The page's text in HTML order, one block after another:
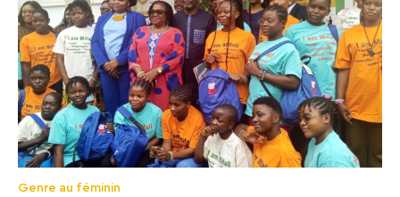
Genre au féminin